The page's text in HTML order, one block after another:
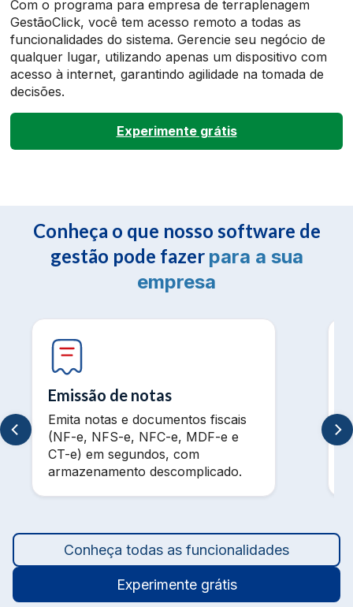
Com o programa para empresa de terraplenagem
GestãoClick, você tem acesso remoto a todas as
funcionalidades do sistema. Gerencie seu negócio de
qualquer lugar, utilizando apenas um dispositivo com
acesso à internet, garantindo agilidade na tomada de
decisões.
Experimente grátis
Conheça o que nosso software de
gestão pode fazer para a sua
empresa
Emissão de notas
Emita notas e documentos fiscais
(NF-e, NFS-e, NFC-e, MDF-e e
CT-e) em segundos, com
armazenamento descomplicado.
Conheça todas as funcionalidades
Experimente grátis